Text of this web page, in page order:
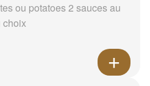
ou potatoes 2 sauces au
choix